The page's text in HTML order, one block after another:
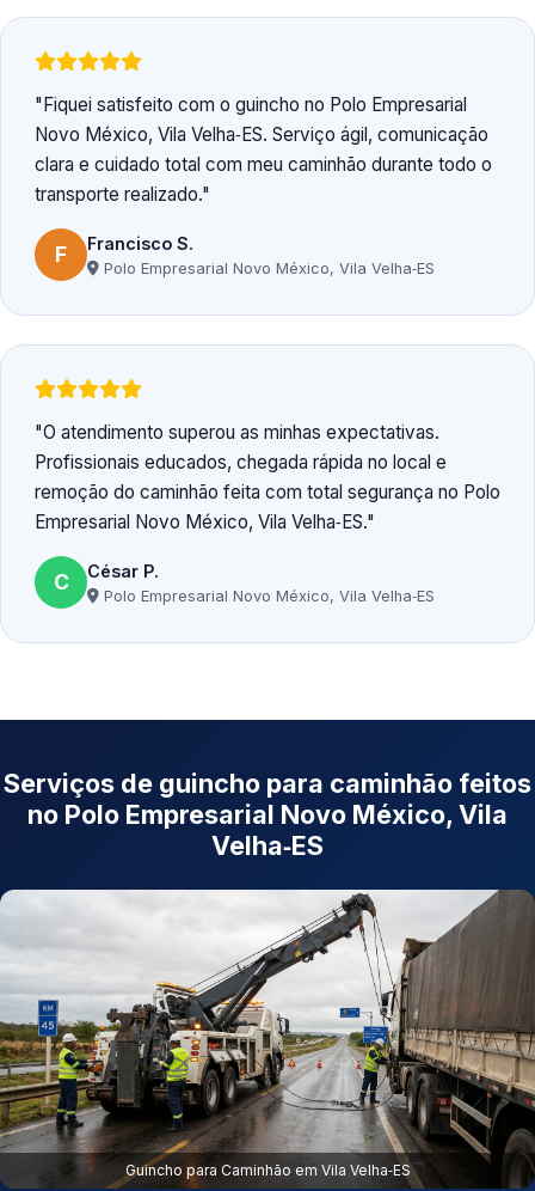
Fiquei satisfeito com o guincho no Polo Empresarial
Novo México, Vila Velha‑ES. Serviço ágil, comunicação
clara e cuidado total com meu caminhão durante todo o
transporte realizado.
F Francisco S.
Polo Empresarial Novo México, Vila Velha‑ES
O atendimento superou as minhas expectativas.
Profissionais educados, chegada rápida no local e
remoção do caminhão feita com total segurança no Polo
Empresarial Novo México, Vila Velha‑ES.
C César P.
Polo Empresarial Novo México, Vila Velha‑ES
Serviços de guincho para caminhão feitos
no Polo Empresarial Novo México, Vila
Velha‑ES
Guincho para Caminhão em Vila Velha‑ES